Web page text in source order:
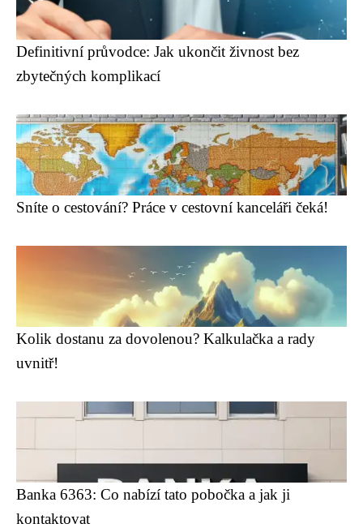
Definitivní průvodce: Jak ukončit živnost bez
zbytečných komplikací
Sníte o cestování? Práce v cestovní kanceláři čeká!
Kolik dostanu za dovolenou? Kalkulačka a rady
uvnitř!
Banka 6363: Co nabízí tato pobočka a jak ji
kontaktovat